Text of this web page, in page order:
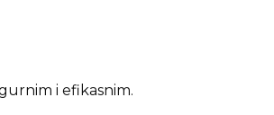
i efikasnim.